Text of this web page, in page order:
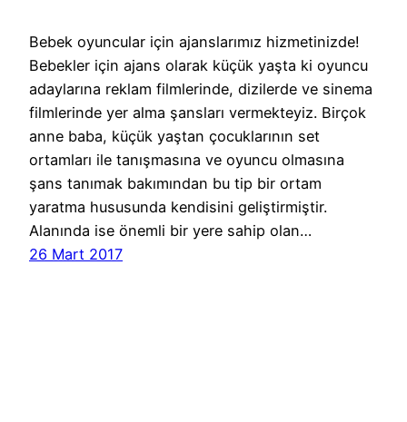
Bebek oyuncular için ajanslarımız hizmetinizde!
Bebekler için ajans olarak küçük yaşta ki oyuncu
adaylarına reklam filmlerinde, dizilerde ve sinema
filmlerinde yer alma şansları vermekteyiz. Birçok
anne baba, küçük yaştan çocuklarının set
ortamları ile tanışmasına ve oyuncu olmasına
şans tanımak bakımından bu tip bir ortam
yaratma hususunda kendisini geliştirmiştir.
Alanında ise önemli bir yere sahip olan…
26 Mart 2017